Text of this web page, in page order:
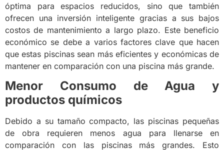
óptima para espacios reducidos, sino que también
ofrecen una inversión inteligente gracias a sus bajos
costos de mantenimiento a largo plazo. Este beneficio
económico se debe a varios factores clave que hacen
que estas piscinas sean más eficientes y económicas de
mantener en comparación con una piscina más grande.
Menor Consumo de Agua y
productos químicos
Debido a su tamaño compacto, las piscinas pequeñas
de obra requieren menos agua para llenarse en
comparación con las piscinas más grandes. Esto